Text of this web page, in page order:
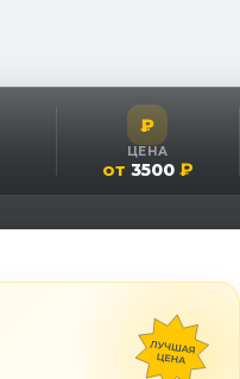
₽
ЦЕНА
от 3500₽